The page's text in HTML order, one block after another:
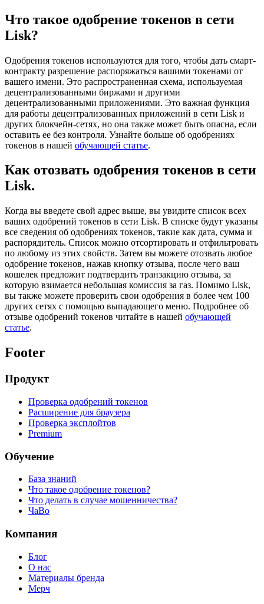
Что такое одобрение токенов в сети
Lisk?
Одобрения токенов используются для того, чтобы дать смарт-
контракту разрешение распоряжаться вашими токенами от
вашего имени. Это распространенная схема, используемая
децентрализованными биржами и другими
децентрализованными приложениями. Это важная функция
для работы децентрализованных приложений в сети Lisk и
других блокчейн-сетях, но она также может быть опасна, если
оставить ее без контроля. Узнайте больше об одобрениях
токенов в нашей обучающей статье.
Как отозвать одобрения токенов в сети
Lisk.
Когда вы введете свой адрес выше, вы увидите список всех
ваших одобрений токенов в сети Lisk. В списке будут указаны
все сведения об одобрениях токенов, такие как дата, сумма и
распорядитель. Список можно отсортировать и отфильтровать
по любому из этих свойств. Затем вы можете отозвать любое
одобрение токенов, нажав кнопку отзыва, после чего ваш
кошелек предложит подтвердить транзакцию отзыва, за
которую взимается небольшая комиссия за газ. Помимо Lisk,
вы также можете проверить свои одобрения в более чем 100
других сетях с помощью выпадающего меню. Подробнее об
отзыве одобрений токенов читайте в нашей обучающей
статье.
Footer
Продукт
Проверка одобрений токенов
Расширение для браузера
Проверка эксплойтов
Premium
Обучение
База знаний
Что такое одобрение токенов?
Что делать в случае мошенничества?
ЧаВо
Компания
Блог
О нас
Материалы бренда
Мерч